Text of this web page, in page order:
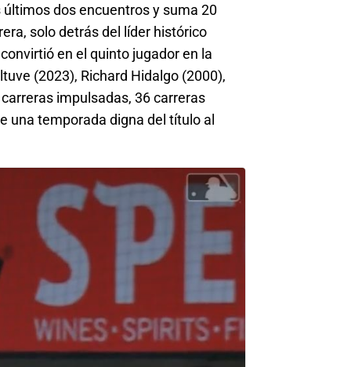
dos encuentros y suma 20
solo detrás del líder histórico
en el quinto jugador en la
(2023), Richard Hidalgo (2000),
impulsadas, 36 carreras
una temporada digna del título al